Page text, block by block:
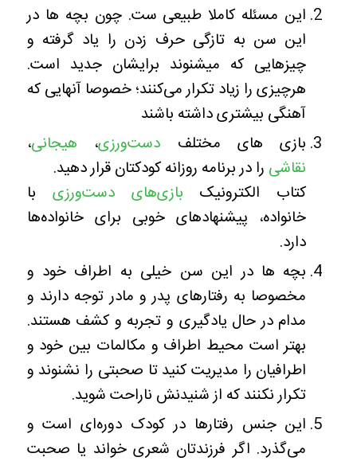
این مسئله کاملا طبیعی ست. چون بچه ها در
این سن به تازگی حرف زدن را یاد گرفته و
چیزهایی که میشنوند برایشان جدید است.
هرچیزی را زیاد تکرار می‌کنند؛ خصوصا آنهایی که
آهنگی بیشتری داشته باشند
بازی های مختلف دست‌ورزی، هیجانی،
نقاشی را در برنامه روزانه کودکتان قرار دهید.
کتاب الکترونیک بازی‌های دست‌ورزی با
خانواده، پیشنهادهای خوبی برای خانواده‌ها
دارد.
بچه ها در این سن خیلی به اطراف خود و
مخصوصا به رفتارهای پدر و مادر توجه دارند و
مدام در حال یادگیری و تجربه و کشف هستند.
بهتر است محیط اطراف و مکالمات بین خود و
اطرافیان را مدیریت کنید تا صحبتی را نشنوند و
تکرار نکنند که از شنیدنش ناراحت شوید.
این جنس رفتارها در کودک دوره‌ای است و
می‌گذرد. اگر فرزندتان شعری خواند یا صحبت